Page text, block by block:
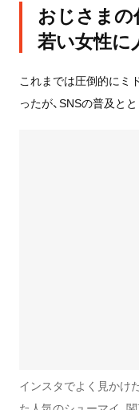
おじさまの
若い女性に
これまでは圧倒的にミ
ったが、SNSの普及と
インスタでよく見かけ